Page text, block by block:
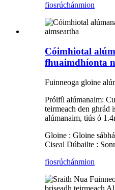
fiosrúchánmion
Cóimhiotal
fhuaimdhíonta
Fuinneoga gloine
Próifíl alúmanaim:
teirmeach den ghrád
alúmanaim, tiús ó
Gloine : Gloine
Ciseal Dúbailte :
fiosrúchánmion